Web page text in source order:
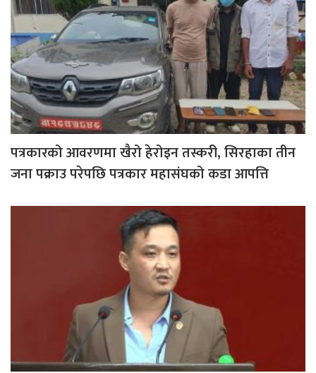
पत्रकारको आवरणमा खैरो हेरोइन तस्करी, सिरहाका तीन
जना पक्राउ परेपछि पत्रकार महासंघको कडा आपत्ति